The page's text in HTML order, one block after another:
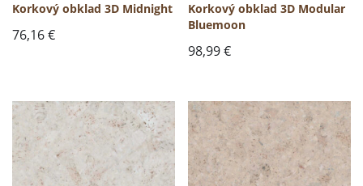
Korkový obklad 3D Midnight
76,16€
Korkový obklad 3D Modular
Bluemoon
98,99€